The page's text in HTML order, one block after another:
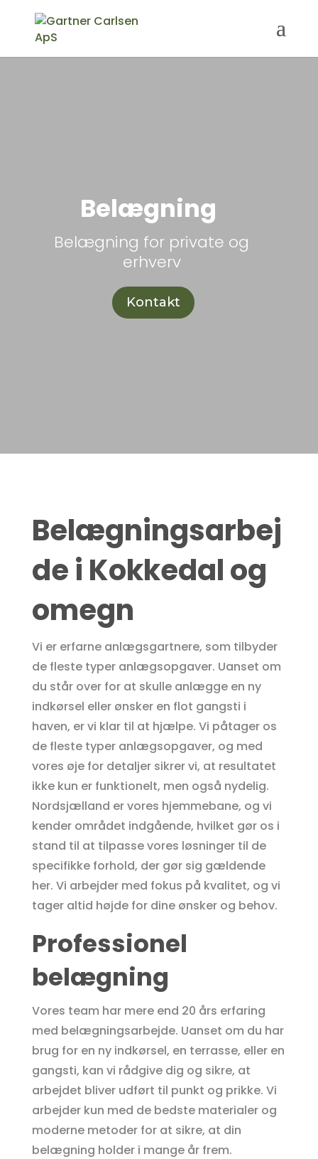
Belægning
Belægning for private og
erhverv
Kontakt
Belægningsarbej
de i Kokkedal og
omegn
Vi er erfarne anlægsgartnere, som tilbyder
de fleste typer anlægsopgaver. Uanset om
du står over for at skulle anlægge en ny
indkørsel eller ønsker en flot gangsti i
haven, er vi klar til at hjælpe. Vi påtager os
de fleste typer anlægsopgaver, og med
vores øje for detaljer sikrer vi, at resultatet
ikke kun er funktionelt, men også nydelig.
Nordsjælland er vores hjemmebane, og vi
kender området indgående, hvilket gør os i
stand til at tilpasse vores løsninger til de
specifikke forhold, der gør sig gældende
her. Vi arbejder med fokus på kvalitet, og vi
tager altid højde for dine ønsker og behov.
Professionel
belægning
Vores team har mere end 20 års erfaring
med belægningsarbejde. Uanset om du har
brug for en ny indkørsel, en terrasse, eller en
gangsti, kan vi rådgive dig og sikre, at
arbejdet bliver udført til punkt og prikke. Vi
arbejder kun med de bedste materialer og
moderne metoder for at sikre, at din
belægning holder i mange år frem.